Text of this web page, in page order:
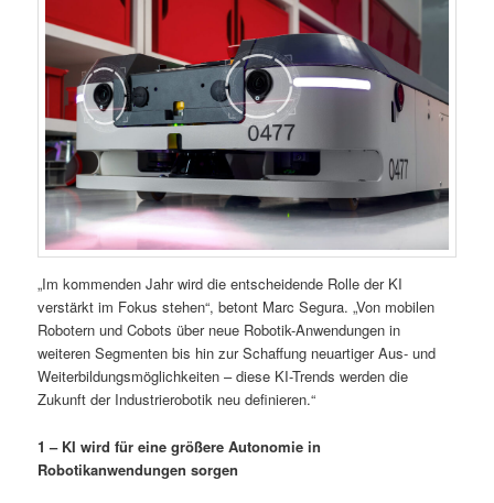
„Im kommenden Jahr wird die entscheidende Rolle der KI
verstärkt im Fokus stehen“, betont Marc Segura. „Von mobilen
Robotern und Cobots über neue Robotik-Anwendungen in
weiteren Segmenten bis hin zur Schaffung neuartiger Aus- und
Weiterbildungsmöglichkeiten – diese KI-Trends werden die
Zukunft der Industrierobotik neu definieren.“
1 – KI wird für eine größere Autonomie in
Robotikanwendungen sorgen